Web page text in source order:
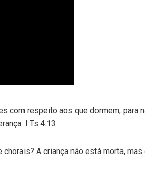
com respeito aos que dormem, para
I Ts 4.13
A criança não está morta, mas